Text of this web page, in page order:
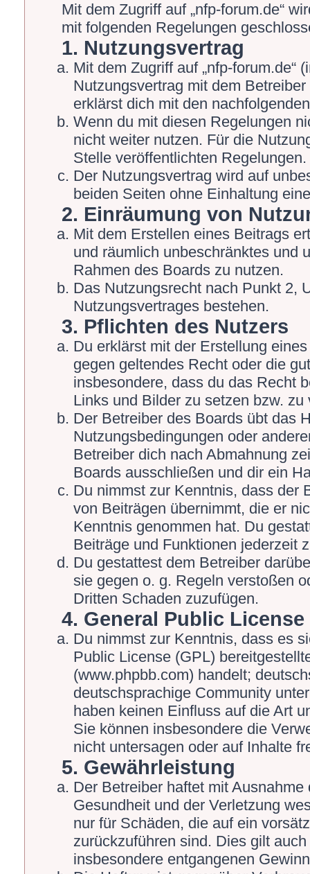
Mit dem Zugriff auf „nfp-forum.de“
mit folgenden Regelungen
1. Nutzungsvertrag
Mit dem Zugriff auf „nfp-forum.de“
Nutzungsvertrag mit dem
erklärst dich mit den
Wenn du mit diesen Regelungen
nicht weiter nutzen. Für die
Stelle veröffentlichten Regelungen.
Der Nutzungsvertrag wird auf
beiden Seiten ohne Einhaltung
2. Einräumung von
Mit dem Erstellen eines Beitrags
und räumlich unbeschränktes und
Rahmen des Boards zu nutzen.
Das Nutzungsrecht nach Punkt 2,
Nutzungsvertrages bestehen.
3. Pflichten des Nutzers
Du erklärst mit der Erstellung
gegen geltendes Recht oder die
insbesondere, dass du das Recht
Links und Bilder zu setzen bzw. zu
Der Betreiber des Boards übt das
Nutzungsbedingungen oder
Betreiber dich nach Abmahnung
Boards ausschließen und dir ein
Du nimmst zur Kenntnis, dass der
von Beiträgen übernimmt, die er
Kenntnis genommen hat. Du
Beiträge und Funktionen jederzeit
Du gestattest dem Betreiber
sie gegen o. g. Regeln verstoßen
Dritten Schaden zuzufügen.
4. General Public License
Du nimmst zur Kenntnis, dass es
Public License (GPL)
(www.phpbb.com) handelt;
deutschsprachige Community
haben keinen Einfluss auf die Art
Sie können insbesondere die
nicht untersagen oder auf Inhalte
5. Gewährleistung
Der Betreiber haftet mit
Gesundheit und der Verletzung
nur für Schäden, die auf ein
zurückzuführen sind. Dies gilt
insbesondere entgangenen